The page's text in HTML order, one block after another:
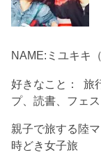
NAME: ミユキキ（
好きなこと：
旅
プ、読書、フェ
親子で旅する陸
時どき女子旅